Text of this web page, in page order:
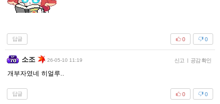
답글 0
0
소조 26-05-10 11:19 신고 공감 확인
개부자였네 히얼루..
답글 0
0